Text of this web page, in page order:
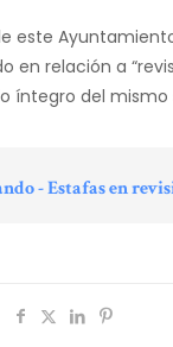
este
en relación a
íntegro del
- Estafas en